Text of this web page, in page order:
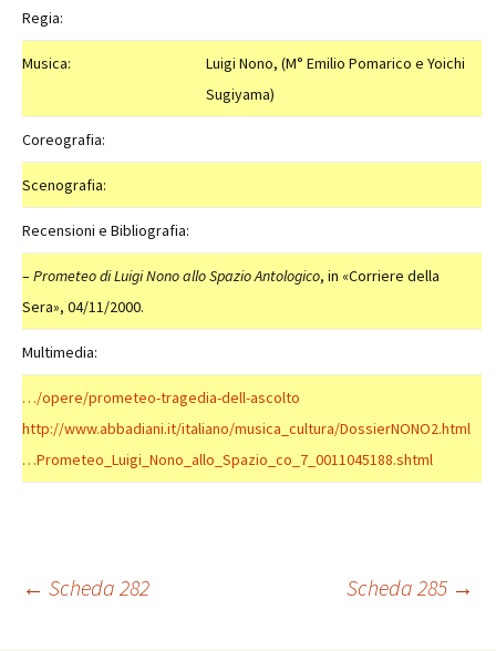
Regia:
Musica:
Luigi Nono, (M° Emilio Pomarico e Yoichi
Sugiyama)
Coreografia:
Scenografia:
Recensioni e Bibliografia:
–Prometeo di Luigi Nono allo Spazio Antologico, in «Corriere della
Sera», 04/11/2000.
Multimedia:
…/opere/prometeo-tragedia-dell-ascolto
http://www.abbadiani.it/italiano/musica_cultura/DossierNONO2.html
…Prometeo_Luigi_Nono_allo_Spazio_co_7_0011045188.shtml
Navigazione
← Scheda 282 Scheda 285 →